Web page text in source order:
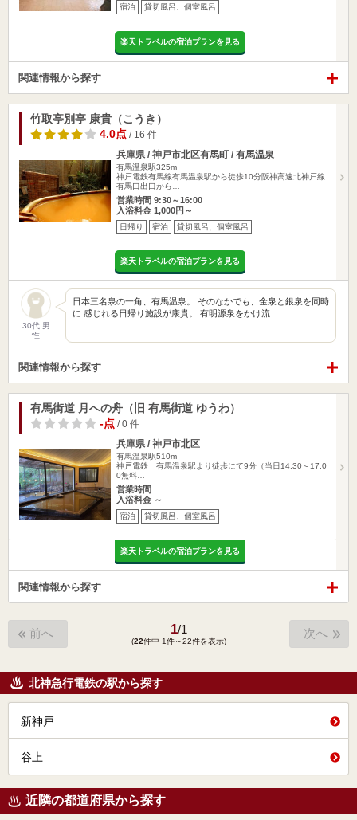
宿泊 貸切風呂、個室風呂
楽天トラベルの宿泊プランを見る
関連情報から探す
竹取亭別亭 康貴（こうき）
4.0点 / 16 件
兵庫県 / 神戸市北区有馬町 / 有馬温泉
有馬温泉駅325m
神戸電鉄有馬線有馬温泉駅から徒歩10分阪神高速北神戸線
有馬口出口から…
営業時間 9:30～16:00
入浴料金 1,000円～
日帰り 宿泊 貸切風呂、個室風呂
楽天トラベルの宿泊プランを見る
30代 男
性
日本三名泉の一角、有馬温泉。 そのなかでも、金泉と銀泉を同時
に 感じれる日帰り施設が康貴。 有明源泉をかけ流…
関連情報から探す
有馬街道 月への舟（旧 有馬街道 ゆうわ）
-点 / 0 件
兵庫県 / 神戸市北区
有馬温泉駅510m
神戸電鉄 有馬温泉駅より徒歩にて9分（当日14:30～17:0
0無料…
営業時間
入浴料金 ～
宿泊 貸切風呂、個室風呂
楽天トラベルの宿泊プランを見る
関連情報から探す
前へ 1/1
(22件中 1件～22件を表示)
次へ
北神急行電鉄の駅から探す
新神戸
谷上
近隣の都道府県から探す